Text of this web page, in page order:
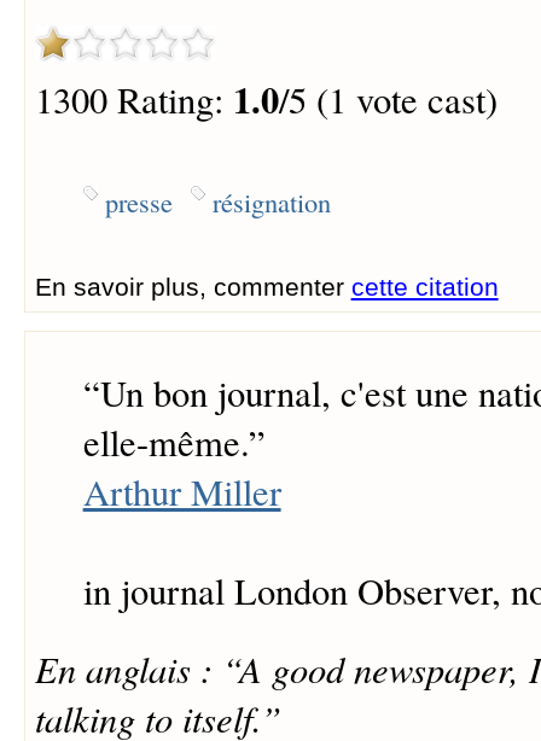
1300 Rating: 1.0/5 (1 vote cast)
presse résignation
En savoir plus, commenter cette citation
“Un bon journal, c'est une
elle-même.”
Arthur Miller
in journal London Observer,
En anglais : “A good newspaper,
talking to itself.”